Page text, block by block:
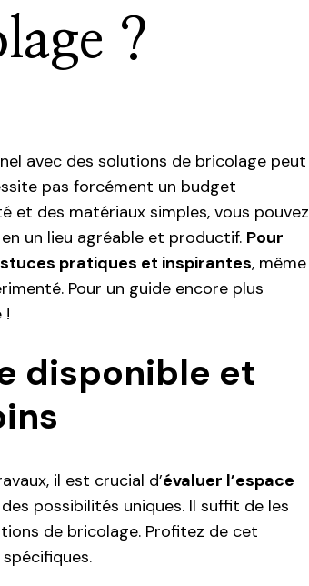
?
avec des solutions de bricolage peut
pas forcément un budget
et des matériaux simples, vous pouvez
un lieu agréable et productif. Pour
pratiques et inspirantes, même
Pour un guide encore plus
!
disponible et
il est crucial d’évaluer l’espace
possibilités uniques. Il suffit de les
de bricolage. Profitez de cet